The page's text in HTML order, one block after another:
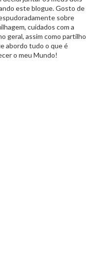
este blogue. Gosto de
sobre
cuidados com a
geral, assim como partilho
abordo tudo o que é
o meu Mundo!